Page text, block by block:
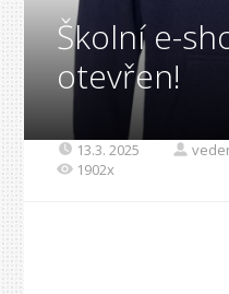
Školní e-
otevřen!
13.3. 2025
1902x